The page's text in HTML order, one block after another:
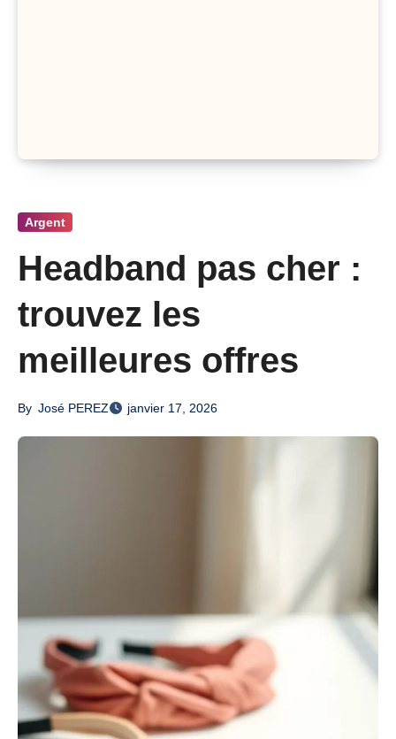
Argent
Headband pas cher :
trouvez les
meilleures offres
By José PEREZ janvier 17, 2026